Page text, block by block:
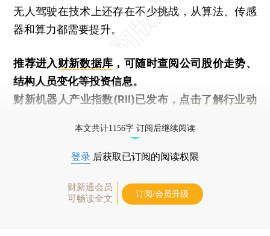
无人驾驶在技术上还存在不少挑战，从算法、传感
器和算力都需要提升。
推荐进入财新数据库 ，可随时查阅公司股价走势、
结构人员变化等投资信息。
财新机器人产业指数(RII)已发布， 点击了解行业动
本文共计1156字 订阅后继续阅读
登录 后获取已订阅的阅读权限
财新通会员
可畅读全文
订阅/会员升级